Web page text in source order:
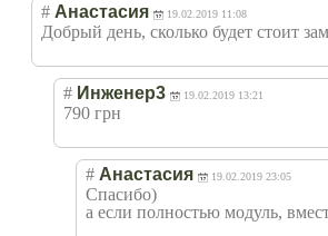
# Анастасия 19.02.2019 11:08
Добрый день, сколько будет стоит
# Инженер3 19.02.2019 13:21
790 грн
# Анастасия 19.02.2019 23:05
Спасибо)
а если полностью модуль,